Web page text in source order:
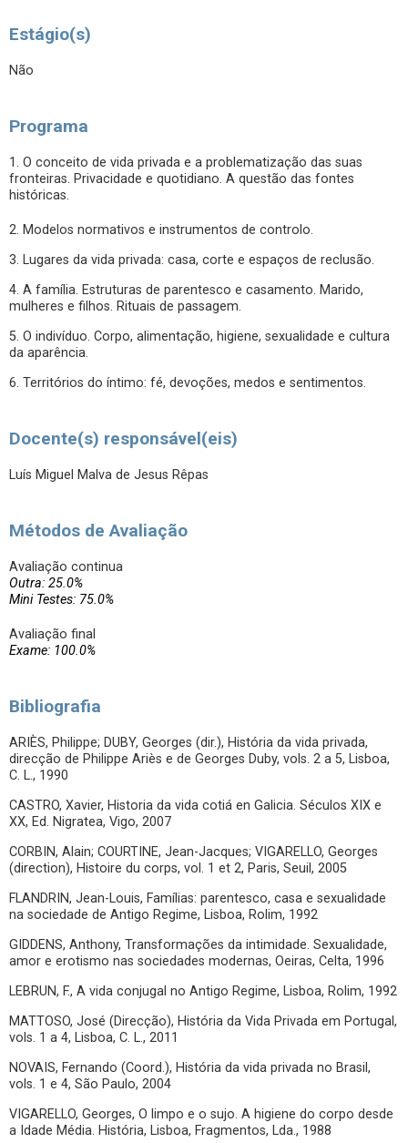
Estágio(s)
Não
Programa
1. O conceito de vida privada e a problematização das suas
fronteiras. Privacidade e quotidiano. A questão das fontes
históricas.
2. Modelos normativos e instrumentos de controlo.
3. Lugares da vida privada: casa, corte e espaços de reclusão.
4. A família. Estruturas de parentesco e casamento. Marido,
mulheres e filhos. Rituais de passagem.
5. O indivíduo. Corpo, alimentação, higiene, sexualidade e cultura
da aparência.
6. Territórios do íntimo: fé, devoções, medos e sentimentos.
Docente(s) responsável(eis)
Luís Miguel Malva de Jesus Rêpas
Métodos de Avaliação
Avaliação continua
Outra: 25.0%
Mini Testes: 75.0%
Avaliação final
Exame: 100.0%
Bibliografia
ARIÈS, Philippe; DUBY, Georges (dir.), História da vida privada,
direcção de Philippe Ariès e de Georges Duby, vols. 2 a 5, Lisboa,
C. L., 1990
CASTRO, Xavier, Historia da vida cotiá en Galicia. Séculos XIX e
XX, Ed. Nigratea, Vigo, 2007
CORBIN, Alain; COURTINE, Jean-Jacques; VIGARELLO, Georges
(direction), Histoire du corps, vol. 1 et 2, Paris, Seuil, 2005
FLANDRIN, Jean-Louis, Famílias: parentesco, casa e sexualidade
na sociedade de Antigo Regime, Lisboa, Rolim, 1992
GIDDENS, Anthony, Transformações da intimidade. Sexualidade,
amor e erotismo nas sociedades modernas, Oeiras, Celta, 1996
LEBRUN, F., A vida conjugal no Antigo Regime, Lisboa, Rolim, 1992
MATTOSO, José (Direcção), História da Vida Privada em Portugal,
vols. 1 a 4, Lisboa, C. L., 2011
NOVAIS, Fernando (Coord.), História da vida privada no Brasil,
vols. 1 e 4, São Paulo, 2004
VIGARELLO, Georges, O limpo e o sujo. A higiene do corpo desde
a Idade Média. História, Lisboa, Fragmentos, Lda., 1988